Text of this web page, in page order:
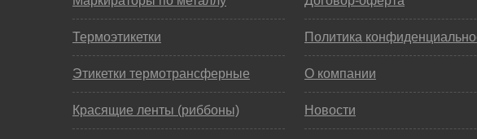
Термоэтикетки
Этикетки термотрансферные
Красящие ленты (риббоны)
Политика
О компании
Новости